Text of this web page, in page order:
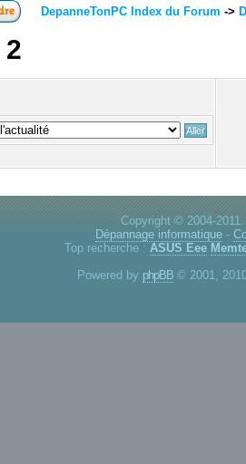
DepanneTonPC Index du Forum ->
2
Copyright © 2004-
Dépannage informatique -
Top recherche : ASUS Eee
Powered by phpBB © 2001,